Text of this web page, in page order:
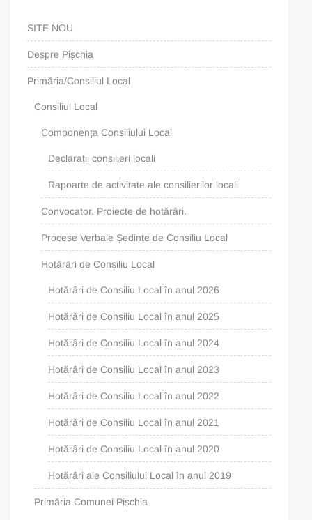
SITE NOU
Despre Pișchia
Primăria/Consiliul Local
Consiliul Local
Componența Consiliului Local
Declarații consilieri locali
Rapoarte de activitate ale consilierilor locali
Convocator. Proiecte de hotărâri.
Procese Verbale Ședințe de Consiliu Local
Hotărâri de Consiliu Local
Hotărâri de Consiliu Local în anul 2026
Hotărâri de Consiliu Local în anul 2025
Hotărâri de Consiliu Local în anul 2024
Hotărâri de Consiliu Local în anul 2023
Hotărâri de Consiliu Local în anul 2022
Hotărâri de Consiliu Local în anul 2021
Hotărâri de Consiliu Local în anul 2020
Hotărâri ale Consiliului Local în anul 2019
Primăria Comunei Pișchia